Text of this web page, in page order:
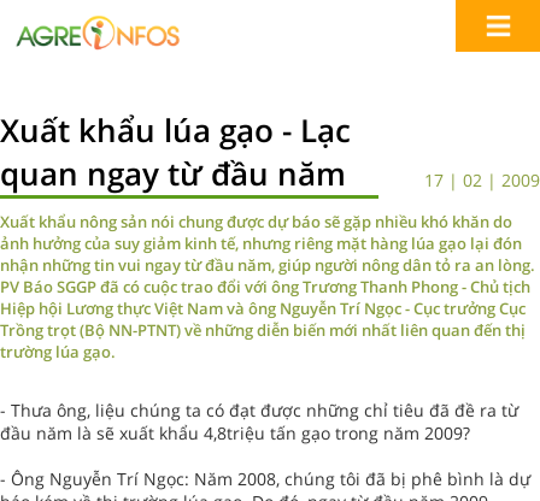
Xuất khẩu lúa gạo - Lạc
quan ngay từ đầu năm
17 | 02 | 2009
Xuất khẩu nông sản nói chung được dự báo sẽ gặp nhiều khó khăn do
ảnh hưởng của suy giảm kinh tế, nhưng riêng mặt hàng lúa gạo lại đón
nhận những tin vui ngay từ đầu năm, giúp người nông dân tỏ ra an lòng.
PV Báo SGGP đã có cuộc trao đổi với ông Trương Thanh Phong - Chủ tịch
Hiệp hội Lương thực Việt Nam và ông Nguyễn Trí Ngọc - Cục trưởng Cục
Trồng trọt (Bộ NN-PTNT) về những diễn biến mới nhất liên quan đến thị
trường lúa gạo.
- Thưa ông, liệu chúng ta có đạt được những chỉ tiêu đã đề ra từ
đầu năm là sẽ xuất khẩu 4,8triệu tấn gạo trong năm 2009?
- Ông Nguyễn Trí Ngọc: Năm 2008, chúng tôi đã bị phê bình là dự